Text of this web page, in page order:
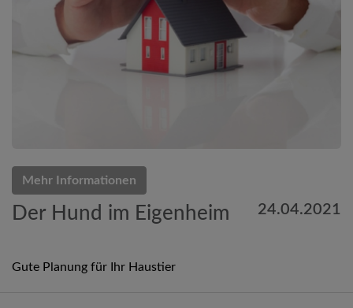
Mehr Informationen
Der Hund im Eigenheim 24.04.2021
Gute Planung für Ihr Haustier